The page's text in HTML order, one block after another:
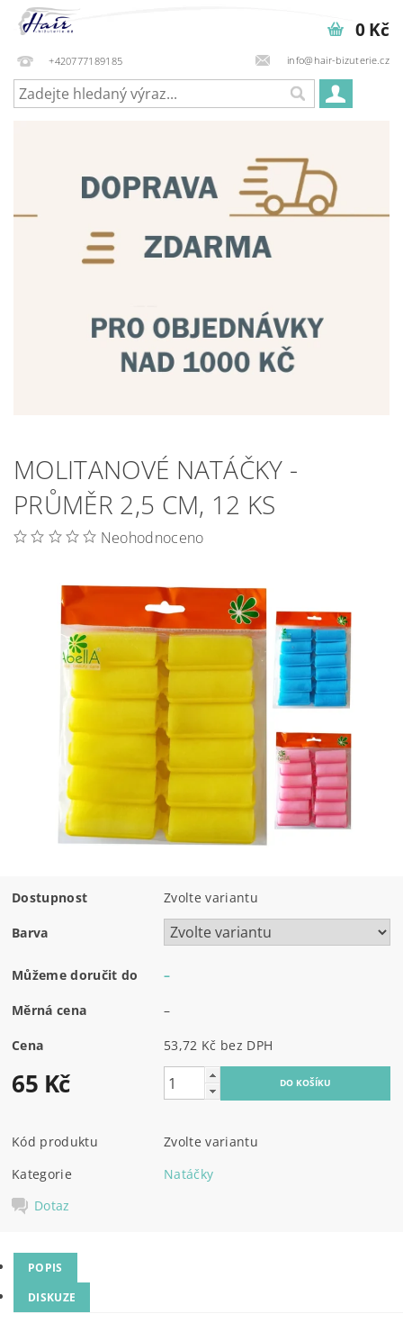
+420777189185 info@hair-bizuterie.cz
0 Kč
MOLITANOVÉ NATÁČKY -
PRŮMĚR 2,5 CM, 12 KS
Neohodnoceno
Dostupnost Zvolte variantu
Barva
Můžeme doručit do –
Měrná cena –
Cena 53,72 Kč bez DPH
65 Kč
Kód produktu
Zvolte variantu
Kategorie
Natáčky
Dotaz
POPIS
DISKUZE